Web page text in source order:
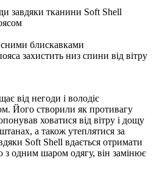
завдяки тканини Soft Shell
блискавками
захистить низ спини від вітру
від негоди і володіє
Його створили як противагу
ховатися від вітру і дощу
а також утеплятися за
Soft Shell вдається отримати
з одним шаром одягу, він замінює